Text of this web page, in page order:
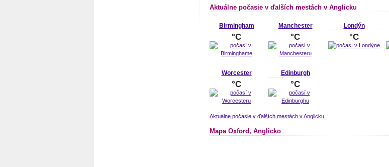
Aktuálne počasie v ďalších mestách v Anglicku
Birmingham
°C
Manchester
°C
Londýn
°C
Worcester
°C
Edinburgh
°C
Aktuálne počasie v ďalších mestách v Anglicku
Mapa Oxford, Anglicko